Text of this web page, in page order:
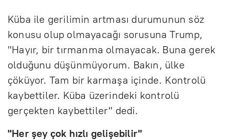
Küba ile gerilimin artması durumunun söz
konusu olup olmayacağı sorusuna Trump,
"Hayır, bir tırmanma olmayacak. Buna gerek
olduğunu düşünmüyorum. Bakın, ülke
çöküyor. Tam bir karmaşa içinde. Kontrolü
kaybettiler. Küba üzerindeki kontrolü
gerçekten kaybettiler" dedi.
"Her şey çok hızlı gelişebilir"